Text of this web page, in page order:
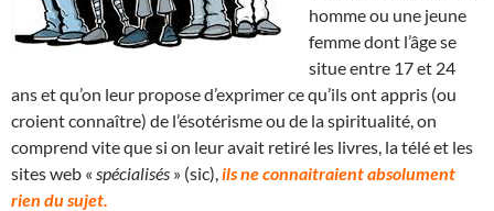
homme ou une jeune
femme dont l’âge se
situe entre 17 et 24
ans et qu’on leur propose d’exprimer ce qu’ils ont appris (ou
croient connaître) de l’ésotérisme ou de la spiritualité, on
comprend vite que si on leur avait retiré les livres, la télé et les
sites web « spécialisés » (sic), ils ne connaitraient absolument
rien du sujet.